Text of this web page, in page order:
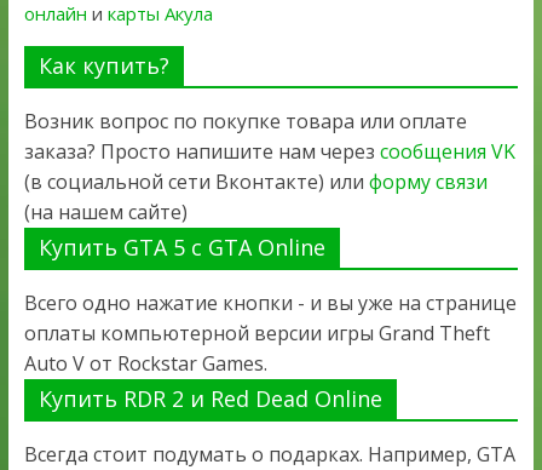
онлайн и карты Акула
Как купить?
Возник вопрос по покупке товара или оплате
заказа? Просто напишите нам через сообщения VK
(в социальной сети Вконтакте) или форму связи
(на нашем сайте)
Купить GTA 5 с GTA Online
Всего одно нажатие кнопки - и вы уже на странице
оплаты компьютерной версии игры Grand Theft
Auto V от Rockstar Games.
Купить RDR 2 и Red Dead Online
Всегда стоит подумать о подарках. Например, GTA